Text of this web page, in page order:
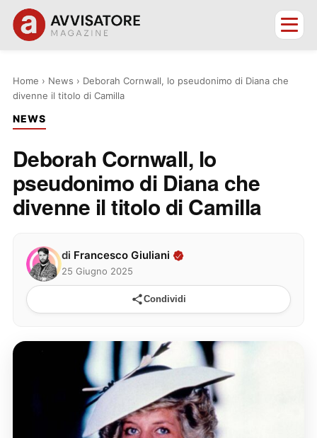
Home › News › Deborah Cornwall, lo pseudonimo di Diana che
divenne il titolo di Camilla
NEWS
Deborah Cornwall, lo
pseudonimo di Diana che
divenne il titolo di Camilla
di Francesco Giuliani
25 Giugno 2025
Condividi